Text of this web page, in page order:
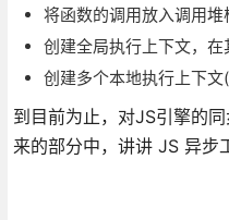
将函数的调用放入调用堆
创建全局执行上下文，
创建多个本地执行上下
到目前为止，对JS引擎的
来的部分中，讲讲 JS 异步